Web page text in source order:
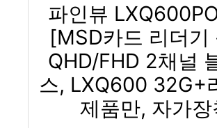
파인뷰
[MSD카드 리더기
QHD/FHD 2채널
스, LXQ600 32G+
제품만, 자가장